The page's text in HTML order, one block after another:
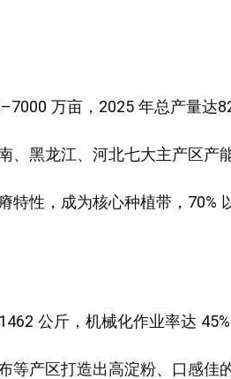
万亩，2025 年总产量达
、黑龙江、河北七大主产区产
特性，成为核心种植带，70%
公斤，机械化作业率达
等产区打造出高淀粉、口感佳